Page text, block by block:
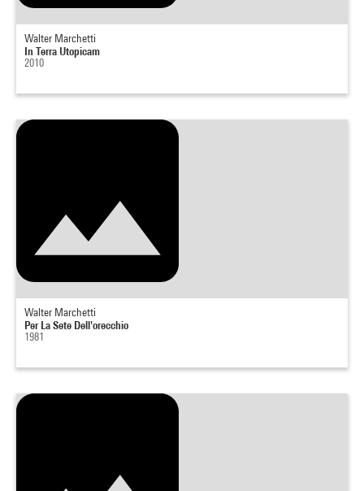
Walter Marchetti
In Terra Utopicam
2010
Walter Marchetti
Per La Sete Dell'orecchio
1981